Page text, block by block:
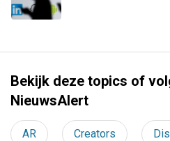
Bekijk deze topics of
NieuwsAlert
AR Creators